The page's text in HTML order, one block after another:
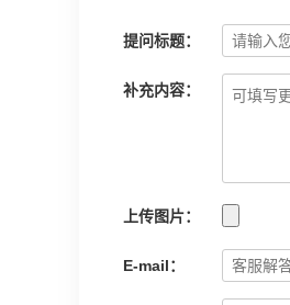
提问标题：
补充内容：
上传图片：
E-mail：